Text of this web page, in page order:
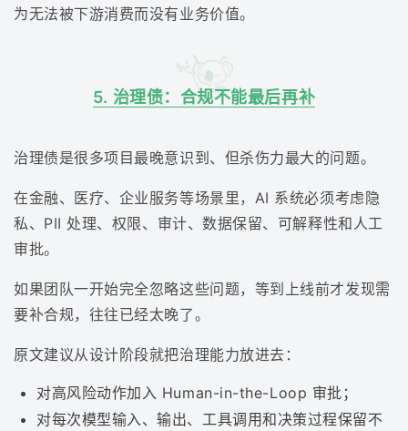
为无法被下游消费而没有业务价值。
5. 治理债：合规不能最后再补
治理债是很多项目最晚意识到、但杀伤力最大的问题。
在金融、医疗、企业服务等场景里，AI 系统必须考虑隐
私、PII 处理、权限、审计、数据保留、可解释性和人工
审批。
如果团队一开始完全忽略这些问题，等到上线前才发现需
要补合规，往往已经太晚了。
原文建议从设计阶段就把治理能力放进去：
对高风险动作加入 Human-in-the-Loop 审批；
对每次模型输入、输出、工具调用和决策过程保留不